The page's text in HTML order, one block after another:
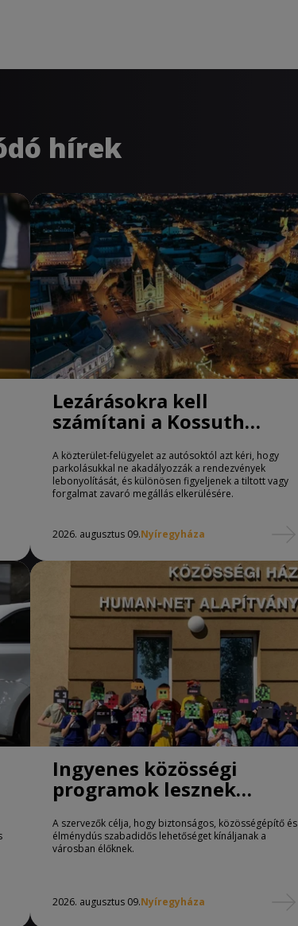
hírek
Lezárásokra kell
számítani a Kossuth
A közterület-felügyelet az autósoktól azt kéri, hogy
parkolásukkal ne akadályozzák a rendezvények
lebonyolítását, és különösen figyeljenek a tiltott vagy
forgalmat zavaró megállás elkerülésére.
2026. augusztus 09.Nyíregyháza
Ingyenes közösségi
programok lesznek
Nyíregyházán
A szervezők célja, hogy biztonságos, közösségépítő és
élménydús szabadidős lehetőséget kínáljanak a
városban élőknek.
2026. augusztus 09.Nyíregyháza